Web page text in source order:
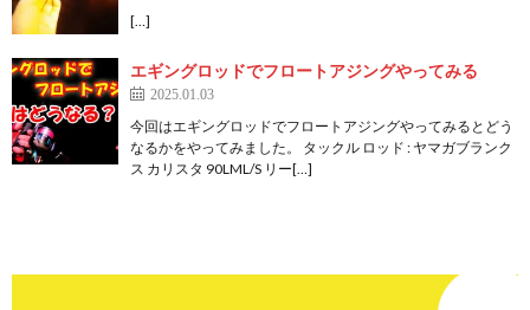
[…]
エギングロッドでフロートアジングやってみる
2025.01.03
今回はエギングロッドでフロートアジングやってみるとどう
なるかをやってみました。 タックル ロッド : ヤマガブランク
ス カリスタ 90LML/S リー[…]